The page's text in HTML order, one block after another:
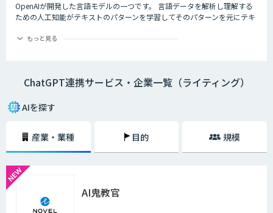
OpenAIが開発した言語モデルの一つです。 言語データを解析し理解する
ための人工知能がテキストのパターンを学習してそのパターンを元にテキ
ChatGPTの最大の特徴として、人間との自然な対話を模倣することがで
もっと見る
ChatGPT連携サービス・企業一覧（ライティング）
AIを探す
産業・業種 目的 規模
AI鬼教官